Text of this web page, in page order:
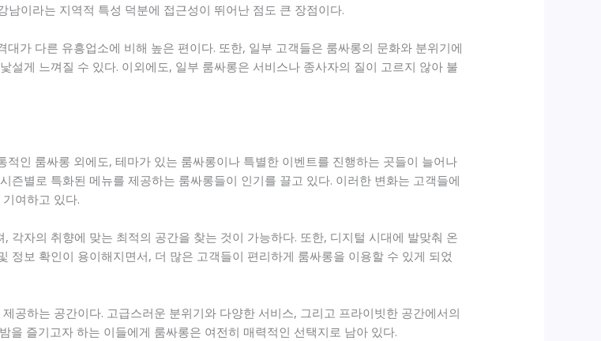
이라는 지역적 특성 덕분에 접근성이 뛰어난 점도 큰 장점이다.
가 다른 유흥업소에 비해 높은 편이다. 또한, 일부 고객들은 룸싸롱의 문화와 분위기에
설게 느껴질 수 있다. 이외에도, 일부 룸싸롱은 서비스나 종사자의 질이 고르지 않아 불
인 룸싸롱 외에도, 테마가 있는 룸싸롱이나 특별한 이벤트를 진행하는 곳들이 늘어나
즌별로 특화된 메뉴를 제공하는 룸싸롱들이 인기를 끌고 있다. 이러한 변화는 고객들에
여하고 있다.
각자의 취향에 맞는 최적의 공간을 찾는 것이 가능하다. 또한, 디지털 시대에 발맞춰 온
정보 확인이 용이해지면서, 더 많은 고객들이 편리하게 룸싸롱을 이용할 수 있게 되었
공하는 공간이다. 고급스러운 분위기와 다양한 서비스, 그리고 프라이빗한 공간에서의
을 즐기고자 하는 이들에게 룸싸롱은 여전히 매력적인 선택지로 남아 있다.